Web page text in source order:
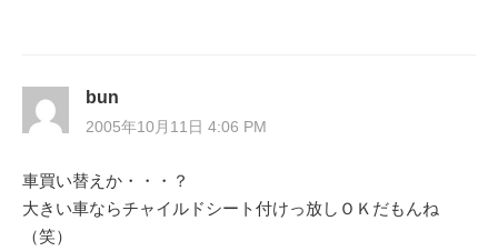
bun
2005年10月11日 4:06 PM
車買い替えか・・・？
大きい車ならチャイルドシート付けっ放しＯＫだもんね
（笑）